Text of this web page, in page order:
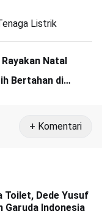
Listrik
Natal
Bertahan di
+ Komentari
Toilet, Dede Yusuf
Garuda Indonesia